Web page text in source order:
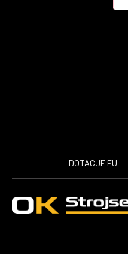
DOTACJE EU